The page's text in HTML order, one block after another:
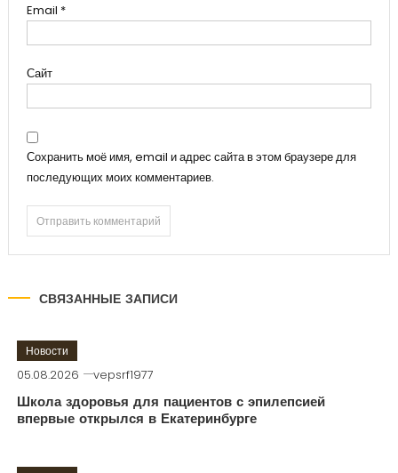
Email *
Сайт
Сохранить моё имя, email и адрес сайта в этом браузере для
последующих моих комментариев.
СВЯЗАННЫЕ ЗАПИСИ
Новости
05.08.2026 vepsrf1977
Школа здоровья для пациентов с эпилепсией
впервые открылся в Екатеринбурге